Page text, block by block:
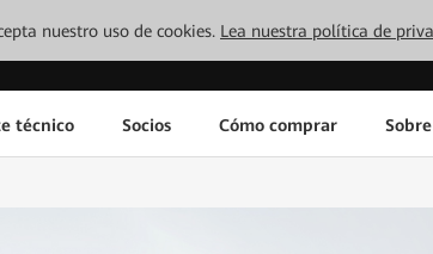
nuestro uso de cookies. Lea nuestra política de
técnico Socios Cómo comprar